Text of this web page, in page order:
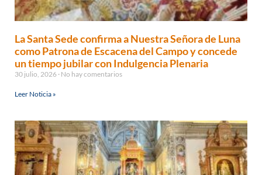
La Santa Sede confirma a Nuestra Señora de Luna
como Patrona de Escacena del Campo y concede
un tiempo jubilar con Indulgencia Plenaria
30 julio, 2026 No hay comentarios
Leer Noticia »